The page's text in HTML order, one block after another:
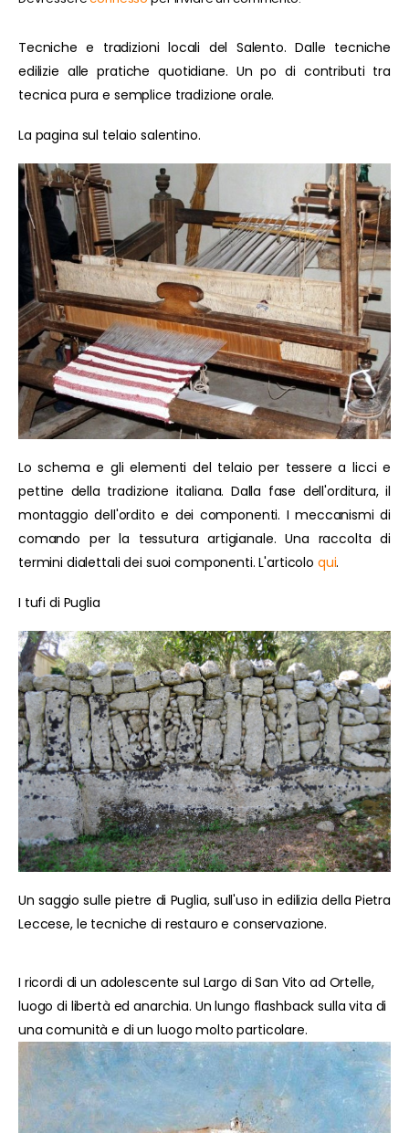
Tecniche e tradizioni locali del Salento. Dalle tecniche
edilizie alle pratiche quotidiane. Un po di contributi tra
tecnica pura e semplice tradizione orale.
La pagina sul telaio salentino.
Lo schema e gli elementi del telaio per tessere a licci e
pettine della tradizione italiana. Dalla fase dell'orditura, il
montaggio dell'ordito e dei componenti. I meccanismi di
comando per la tessutura artigianale. Una raccolta di
termini dialettali dei suoi componenti. L'articolo qui.
I tufi di Puglia
Un saggio sulle pietre di Puglia, sull'uso in edilizia della Pietra
Leccese, le tecniche di restauro e conservazione.
I ricordi di un adolescente sul Largo di San Vito ad Ortelle,
luogo di libertà ed anarchia. Un lungo flashback sulla vita di
una comunità e di un luogo molto particolare.